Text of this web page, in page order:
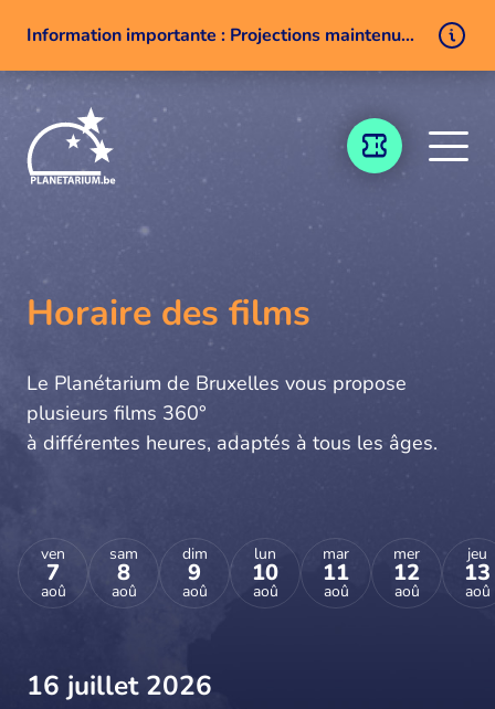
Information importante : Projections maintenues malgré un problème technique
Aller au contenu
BILLETTERIE
Horaire des films
Le Planétarium de Bruxelles vous propose
plusieurs films 360°
à différentes heures, adaptés à tous les âges.
ven
7
aoû
sam
8
aoû
dim
9
aoû
lun
10
aoû
mar
11
aoû
mer
12
aoû
jeu
13
aoû
16 juillet 2026